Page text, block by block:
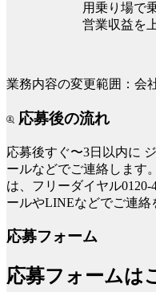
用乗り場で
営業収益を
業務内容の変更範囲：会
応募後の流れ
応募後すぐ〜3日以内に
ールなどでご連絡します。
は、フリーダイヤル
ールやLINEなどでご連絡
応募フォーム
応募フォームは